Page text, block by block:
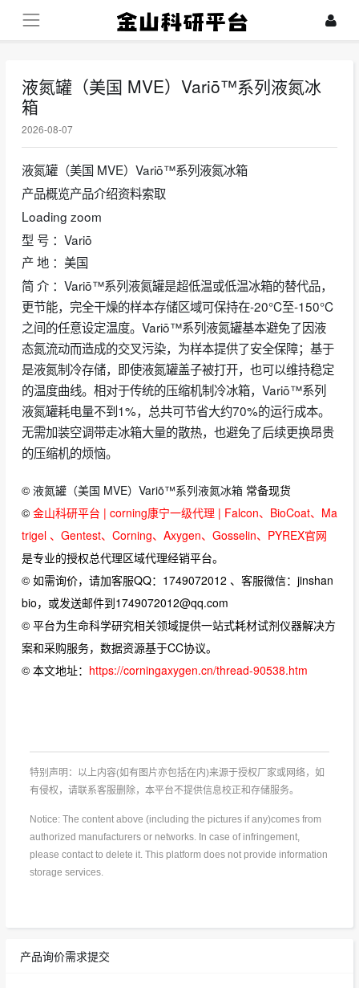
液氮罐（美国 MVE）Variō™系列液氮冰
箱
2026-08-07
液氮罐（美国 MVE）Variō™系列液氮冰箱
产品概览产品介绍资料索取
Loading zoom
型 号 ：Variō
产 地 ：美国
简 介 ：Variō™系列液氮罐是超低温或低温冰箱的替代品，
更节能，完全干燥的样本存储区域可保持在-20°C至-150°C
之间的任意设定温度。Variō™系列液氮罐基本避免了因液
态氮流动而造成的交叉污染，为样本提供了安全保障；基于
是液氮制冷存储，即使液氮罐盖子被打开，也可以维持稳定
的温度曲线。相对于传统的压缩机制冷冰箱，Variō™系列
液氮罐耗电量不到1%，总共可节省大约70%的运行成本。
无需加装空调带走冰箱大量的散热，也避免了后续更换昂贵
的压缩机的烦恼。
© 液氮罐（美国 MVE）Variō™系列液氮冰箱 常备现货
© 金山科研平台 | corning康宁一级代理 | Falcon、BioCoat、Ma
trigel 、Gentest、Corning、Axygen、Gosselin、PYREX官网
是专业的授权总代理区域代理经销平台。
© 如需询价，请加客服QQ：1749072012 、客服微信：jinshan
bio，或发送邮件到1749072012@qq.com
© 平台为生命科学研究相关领域提供一站式耗材试剂仪器解决方
案和采购服务，数据资源基于CC协议。
© 本文地址： https://corningaxygen.cn/thread-90538.htm
特别声明：以上内容(如有图片亦包括在内)来源于授权厂家或网络，如
有侵权，请联系客服删除，本平台不提供信息校正和存储服务。
Notice: The content above (including the pictures if any)comes from
authorized manufacturers or networks. In case of infringement,
please contact to delete it. This platform does not provide information
storage services.
产品询价需求提交